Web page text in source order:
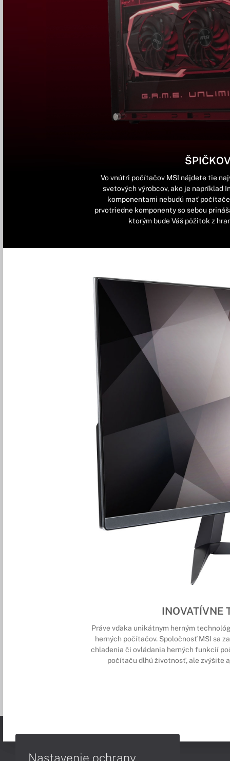
Vo vnútri počítačov MSI nájdete tie
svetových výrobcov, ako je napríklad
komponentami nebudú mať
prvotriedne komponenty so sebou
ktorým bude Váš pôžitok z
INOVATÍVNE
Práve vďaka unikátnym herným
herných počítačov. Spoločnosť MSI sa
chladenia či ovládania herných funkcií
počítaču dlhú životnosť, ale zvýšite
Nastavenie ochrany